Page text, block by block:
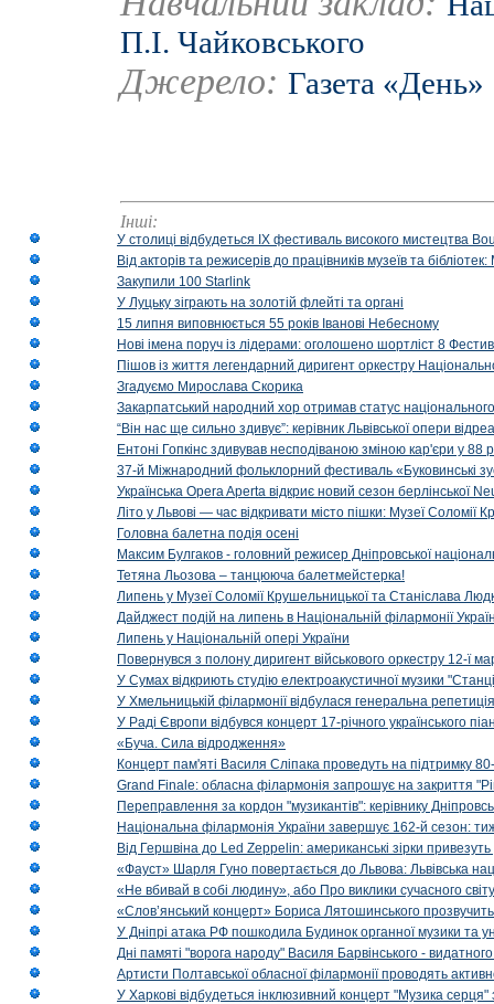
П.І. Чайковського
Джерело: Газета «День»
Інші:
У столиці відбудеться IX фестиваль високого мистецтва
Від акторів та режисерів до працівників музеїв та
Закупили 100 Starlink
У Луцьку зіграють на золотій флейті та органі
15 липня виповнюється 55 років Іванові Небесному
Нові імена поруч із лідерами: оголошено шортліст 8
Пішов із життя легендарний диригент оркестру
Згадуємо Мирослава Скорика
Закарпатський народний хор отримав статус національного
“Він нас ще сильно здивує”: керівник Львівської опери
Ентоні Гопкінс здивував несподіваною зміною кар'єри у 88
37-й Міжнародний фольклорний фестиваль «Буковинські
Українська Opera Aperta відкриє новий сезон берлінської
Літо у Львові — час відкривати місто пішки: Музеї Соломії
Головна балетна подія осені
Максим Булгаков - головний режисер Дніпровської
Тетяна Льозова – танцююча балетмейстерка!
Липень у Музеї Соломії Крушельницької та Станіслава
Дайджест подій на липень в Національній філармонії
Липень у Національній опері України
Повернувся з полону диригент військового оркестру 12-ї
У Сумах відкриють студію електроакустичної музики
У Хмельницькій філармонії відбулася генеральна
У Раді Європи відбувся концерт 17-річного українського
«Буча. Сила відродження»
Концерт пам'яті Василя Сліпака проведуть на підтримку
Grand Finale: обласна філармонія запрошує на закриття
Переправлення за кордон "музикантів": керівнику
Національна філармонія України завершує 162-й сезон:
Від Гершвіна до Led Zeppelin: американські зірки
«Фауст» Шарля Гуно повертається до Львова: Львівська
«Не вбивай в собі людину», або Про виклики сучасного світу
«Слов’янський концерт» Бориса Лятошинського
У Дніпрі атака РФ пошкодила Будинок органної музики та
Дні памяті "ворога народу" Василя Барвінського -
Артисти Полтавської обласної філармонії проводять
У Харкові відбудеться інклюзивний концерт "Музика